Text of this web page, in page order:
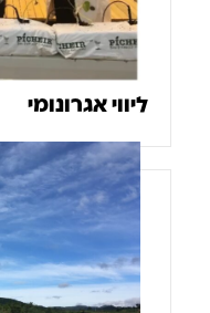
ליווי אגרונומי